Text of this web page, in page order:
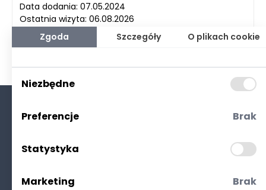
Data dodania: 07.05.2024
Ostatnia wizyta: 06.08.2026
Polityka prywatności
Zgoda Szczegóły O plikach cookie
Niezbędne
Preferencje Brak
Statystyka
Marketing Brak